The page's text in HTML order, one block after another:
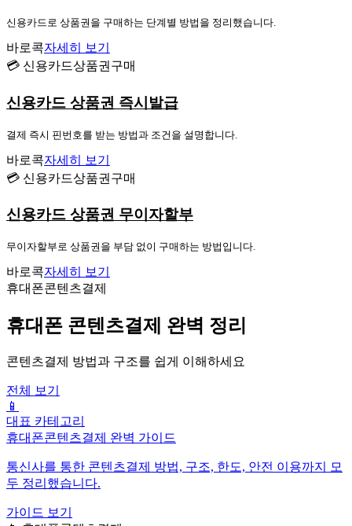
신용카드로 상품권을 구매하는 단계별 방법을 정리했습니다.
바로콕자세히 보기
💳 신용카드상품권구매
신용카드 상품권 즉시발급
결제 즉시 핀번호를 받는 방법과 조건을 설명합니다.
바로콕자세히 보기
💳 신용카드상품권구매
신용카드 상품권 무이자할부
무이자할부로 상품권을 부담 없이 구매하는 방법입니다.
바로콕자세히 보기
휴대폰콘텐츠결제
휴대폰 콘텐츠결제 완벽 정리
콘텐츠결제 방법과 구조를 쉽게 이해하세요
전체 보기
📱
대표 카테고리
휴대폰콘텐츠결제 완벽 가이드
통신사를 통한 콘텐츠결제 방법, 구조, 한도, 안전 이용까지 모
두 정리했습니다.
가이드 보기